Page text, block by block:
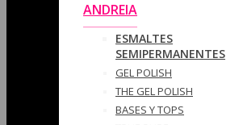
ANDREIA
ESMALTES
SEMIPERMANENTES
GEL POLISH
THE GEL POLISH
BASES Y‎ TOPS